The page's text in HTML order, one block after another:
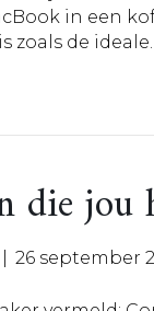
in een
zoals de
die
26 september